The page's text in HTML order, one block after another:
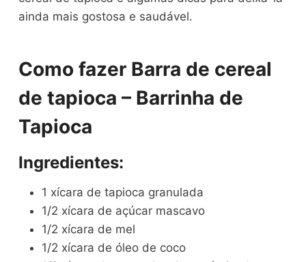
ainda mais gostosa e saudável.
Como fazer Barra de cereal
de tapioca – Barrinha de
Tapioca
Ingredientes:
1 xícara de tapioca granulada
1/2 xícara de açúcar mascavo
1/2 xícara de mel
1/2 xícara de óleo de coco